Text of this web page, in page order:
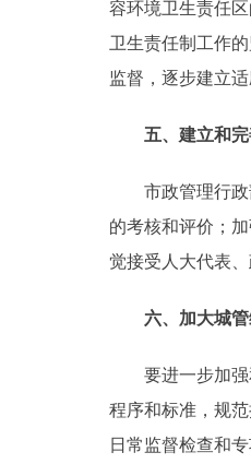
容环境卫生责任
卫生责任制工作
监督，逐步建立
五、建立和
市政管理行政部
的考核和评价；
觉接受人大代表
六、加大城
要进一步加强和
程序和标准，规
日常监督检查和